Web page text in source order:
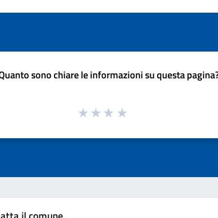
sono chiare le informazioni su questa